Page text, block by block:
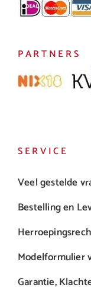
PARTNERS
SERVICE
Veel gestelde
Bestelling en
Modelformulier
Garantie,